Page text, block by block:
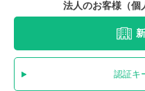
法人のお客様（個
認証キ